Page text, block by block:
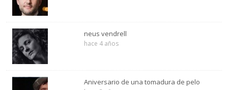
neus vendrell
hace 4 años
Aniversario de una tomadura de pelo